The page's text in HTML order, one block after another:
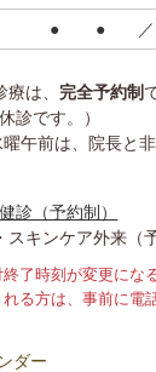
● ● ／
は、 完全予約制
診です。）
午前は、院長と
診（予約制）
キンケア外来（予
了時刻が変更にな
る方は、事前に電
ダー